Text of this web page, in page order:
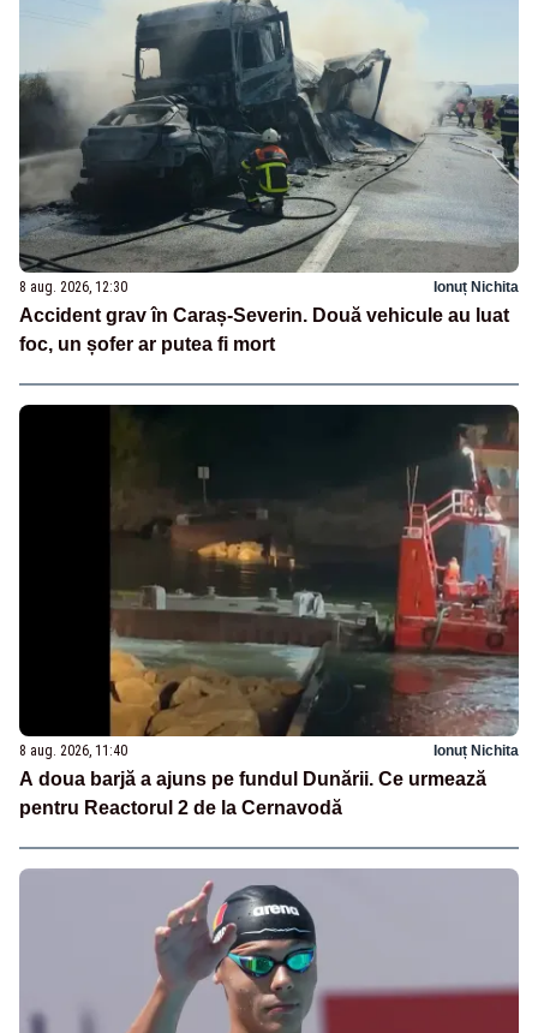
8 aug. 2026, 12:30 Ionuț Nichita
Accident grav în Caraș-Severin. Două vehicule au luat
foc, un șofer ar putea fi mort
8 aug. 2026, 11:40 Ionuț Nichita
A doua barjă a ajuns pe fundul Dunării. Ce urmează
pentru Reactorul 2 de la Cernavodă